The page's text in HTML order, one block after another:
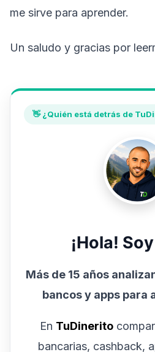
me sirve para aprender.
Un saludo y gracias por
👋 ¿Quién está detrás de
¡Hola! Soy
Más de 15 años
bancos y apps para
En TuDinerito
bancarias, cashback,